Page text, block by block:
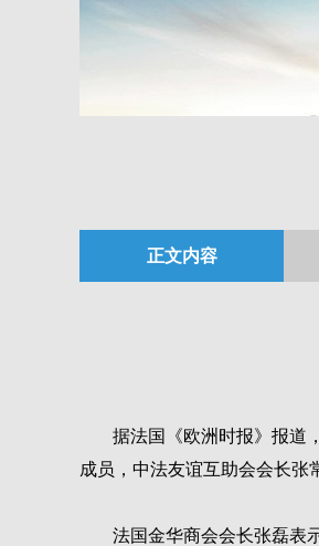
正文内容
据法国《欧洲时报》报道
成员，中法友谊互助会会长张
法国金华商会会长张磊表